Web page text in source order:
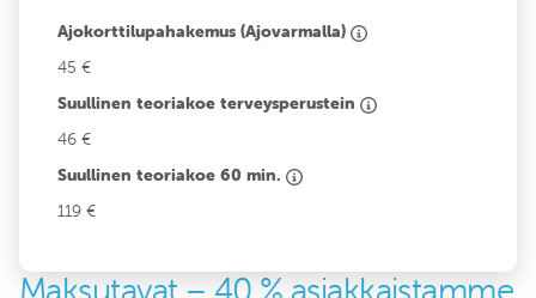
Ajokorttilupahakemus (Ajovarmalla)
45 €
Suullinen teoriakoe terveysperustein
46 €
Suullinen teoriakoe 60 min.
119 €
Maksutavat – 40 % asiakkaistamme